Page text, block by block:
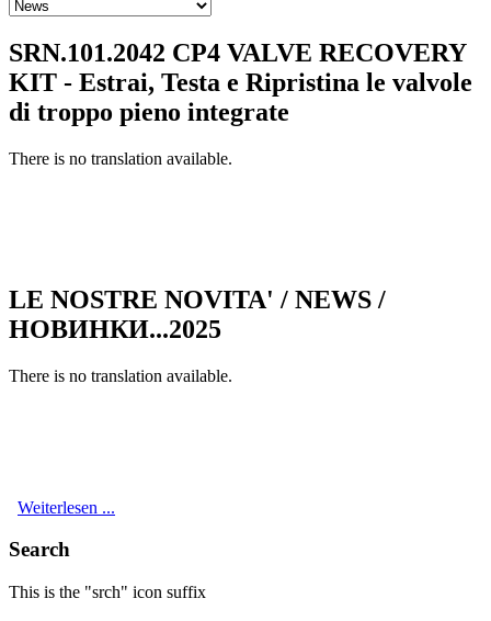
SRN.101.2042 CP4 VALVE RECOVERY
KIT - Estrai, Testa e Ripristina le valvole
di troppo pieno integrate
There is no translation available.
LE NOSTRE NOVITA' / NEWS /
НОВИНКИ...2025
There is no translation available.
Weiterlesen ...
Search
This is the "srch" icon suffix